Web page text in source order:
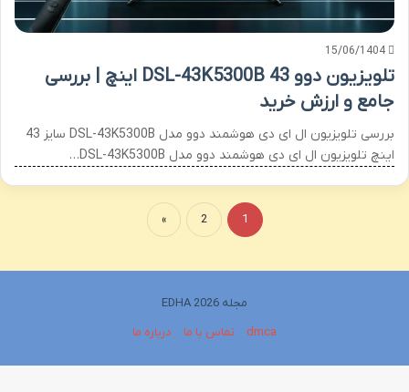
15/06/1404
تلویزیون دوو DSL-43K5300B 43 اینچ | بررسی
جامع و ارزش خرید
بررسی تلویزیون ال ای دی هوشمند دوو مدل DSL-43K5300B سایز 43
اینچ تلویزیون ال ای دی هوشمند دوو مدل DSL-43K5300B…
1
2
»
مجله EDHA 2026
dmca
تماس با ما درباره ما